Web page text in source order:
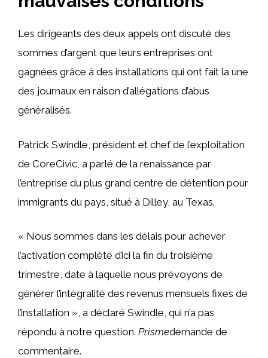
Les dirigeants des deux appels ont discuté des
sommes d’argent que leurs entreprises ont
gagnées grâce à des installations qui ont fait la une
des journaux en raison d’allégations d’abus
généralisés.
Patrick Swindle, président et chef de l’exploitation
de CoreCivic, a parlé de la renaissance par
l’entreprise du plus grand centre de détention pour
immigrants du pays, situé à Dilley, au Texas.
« Nous sommes dans les délais pour achever
l’activation complète d’ici la fin du troisième
trimestre, date à laquelle nous prévoyons de
générer l’intégralité des revenus mensuels fixes de
l’installation », a déclaré Swindle, qui n’a pas
répondu à notre question. Prismedemande de
commentaire.